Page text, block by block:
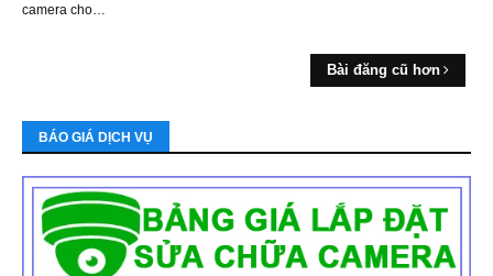
camera cho…
Bài đăng cũ hơn
BÁO GIÁ DỊCH VỤ